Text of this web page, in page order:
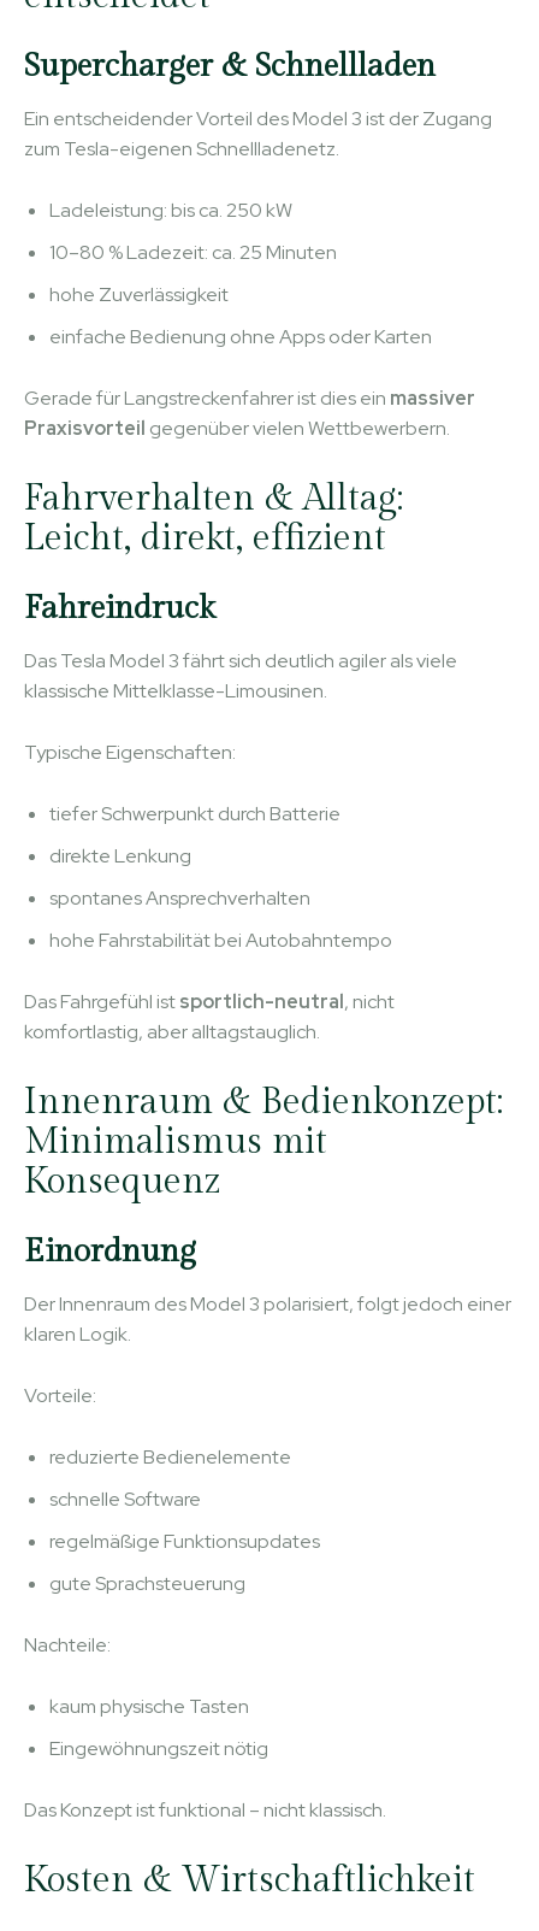
Supercharger & Schnellladen
Ein entscheidender Vorteil des Model 3 ist der Zugang
zum Tesla-eigenen Schnellladenetz.
Ladeleistung: bis ca. 250 kW
10–80 % Ladezeit: ca. 25 Minuten
hohe Zuverlässigkeit
einfache Bedienung ohne Apps oder Karten
Gerade für Langstreckenfahrer ist dies ein massiver
Praxisvorteil gegenüber vielen Wettbewerbern.
Fahrverhalten & Alltag:
Leicht, direkt, effizient
Fahreindruck
Das Tesla Model 3 fährt sich deutlich agiler als viele
klassische Mittelklasse-Limousinen.
Typische Eigenschaften:
tiefer Schwerpunkt durch Batterie
direkte Lenkung
spontanes Ansprechverhalten
hohe Fahrstabilität bei Autobahntempo
Das Fahrgefühl istsportlich-neutral, nicht
komfortlastig, aber alltagstauglich.
Innenraum & Bedienkonzept:
Minimalismus mit
Konsequenz
Einordnung
Der Innenraum des Model 3 polarisiert, folgt jedoch einer
klaren Logik.
Vorteile:
reduzierte Bedienelemente
schnelle Software
regelmäßige Funktionsupdates
gute Sprachsteuerung
Nachteile:
kaum physische Tasten
Eingewöhnungszeit nötig
Das Konzept ist funktional – nicht klassisch.
Kosten & Wirtschaftlichkeit